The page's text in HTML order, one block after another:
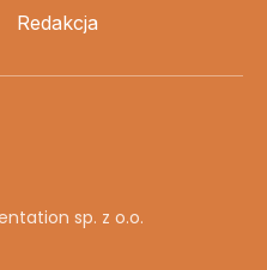
Redakcja
sp. z o.o.